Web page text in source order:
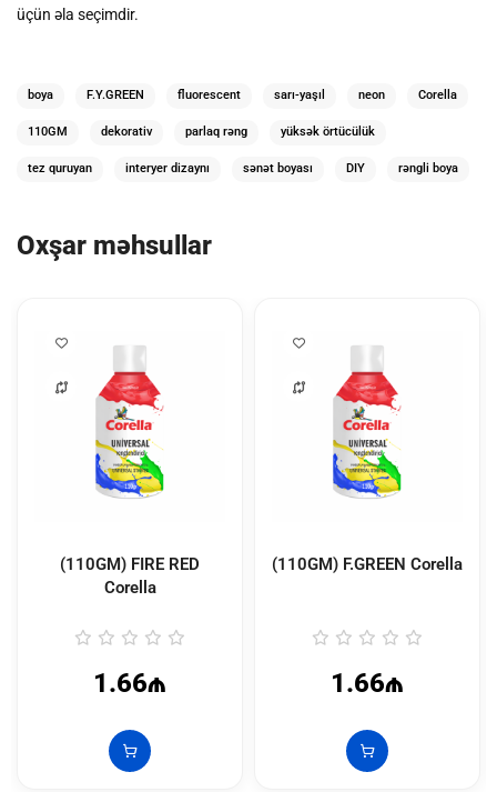
üçün əla seçimdir.
boya F.Y.GREEN fluorescent sarı-yaşıl neon Corella
110GM dekorativ parlaq rəng yüksək örtücülük
tez quruyan interyer dizaynı sənət boyası DIY rəngli boya
Oxşar məhsullar
(110GM) FIRE RED
Corella
1.66₼
(110GM) F.GREEN Corella
1.66₼